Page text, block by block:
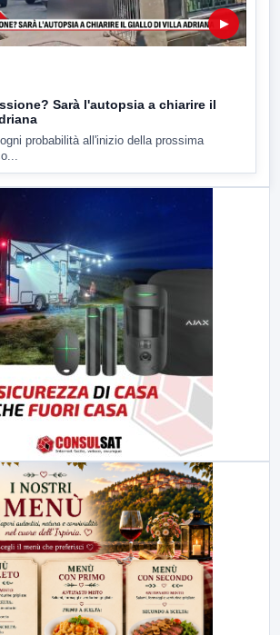
▶
Sarà l'autopsia a chiarire il
probabilità all'inizio della prossima